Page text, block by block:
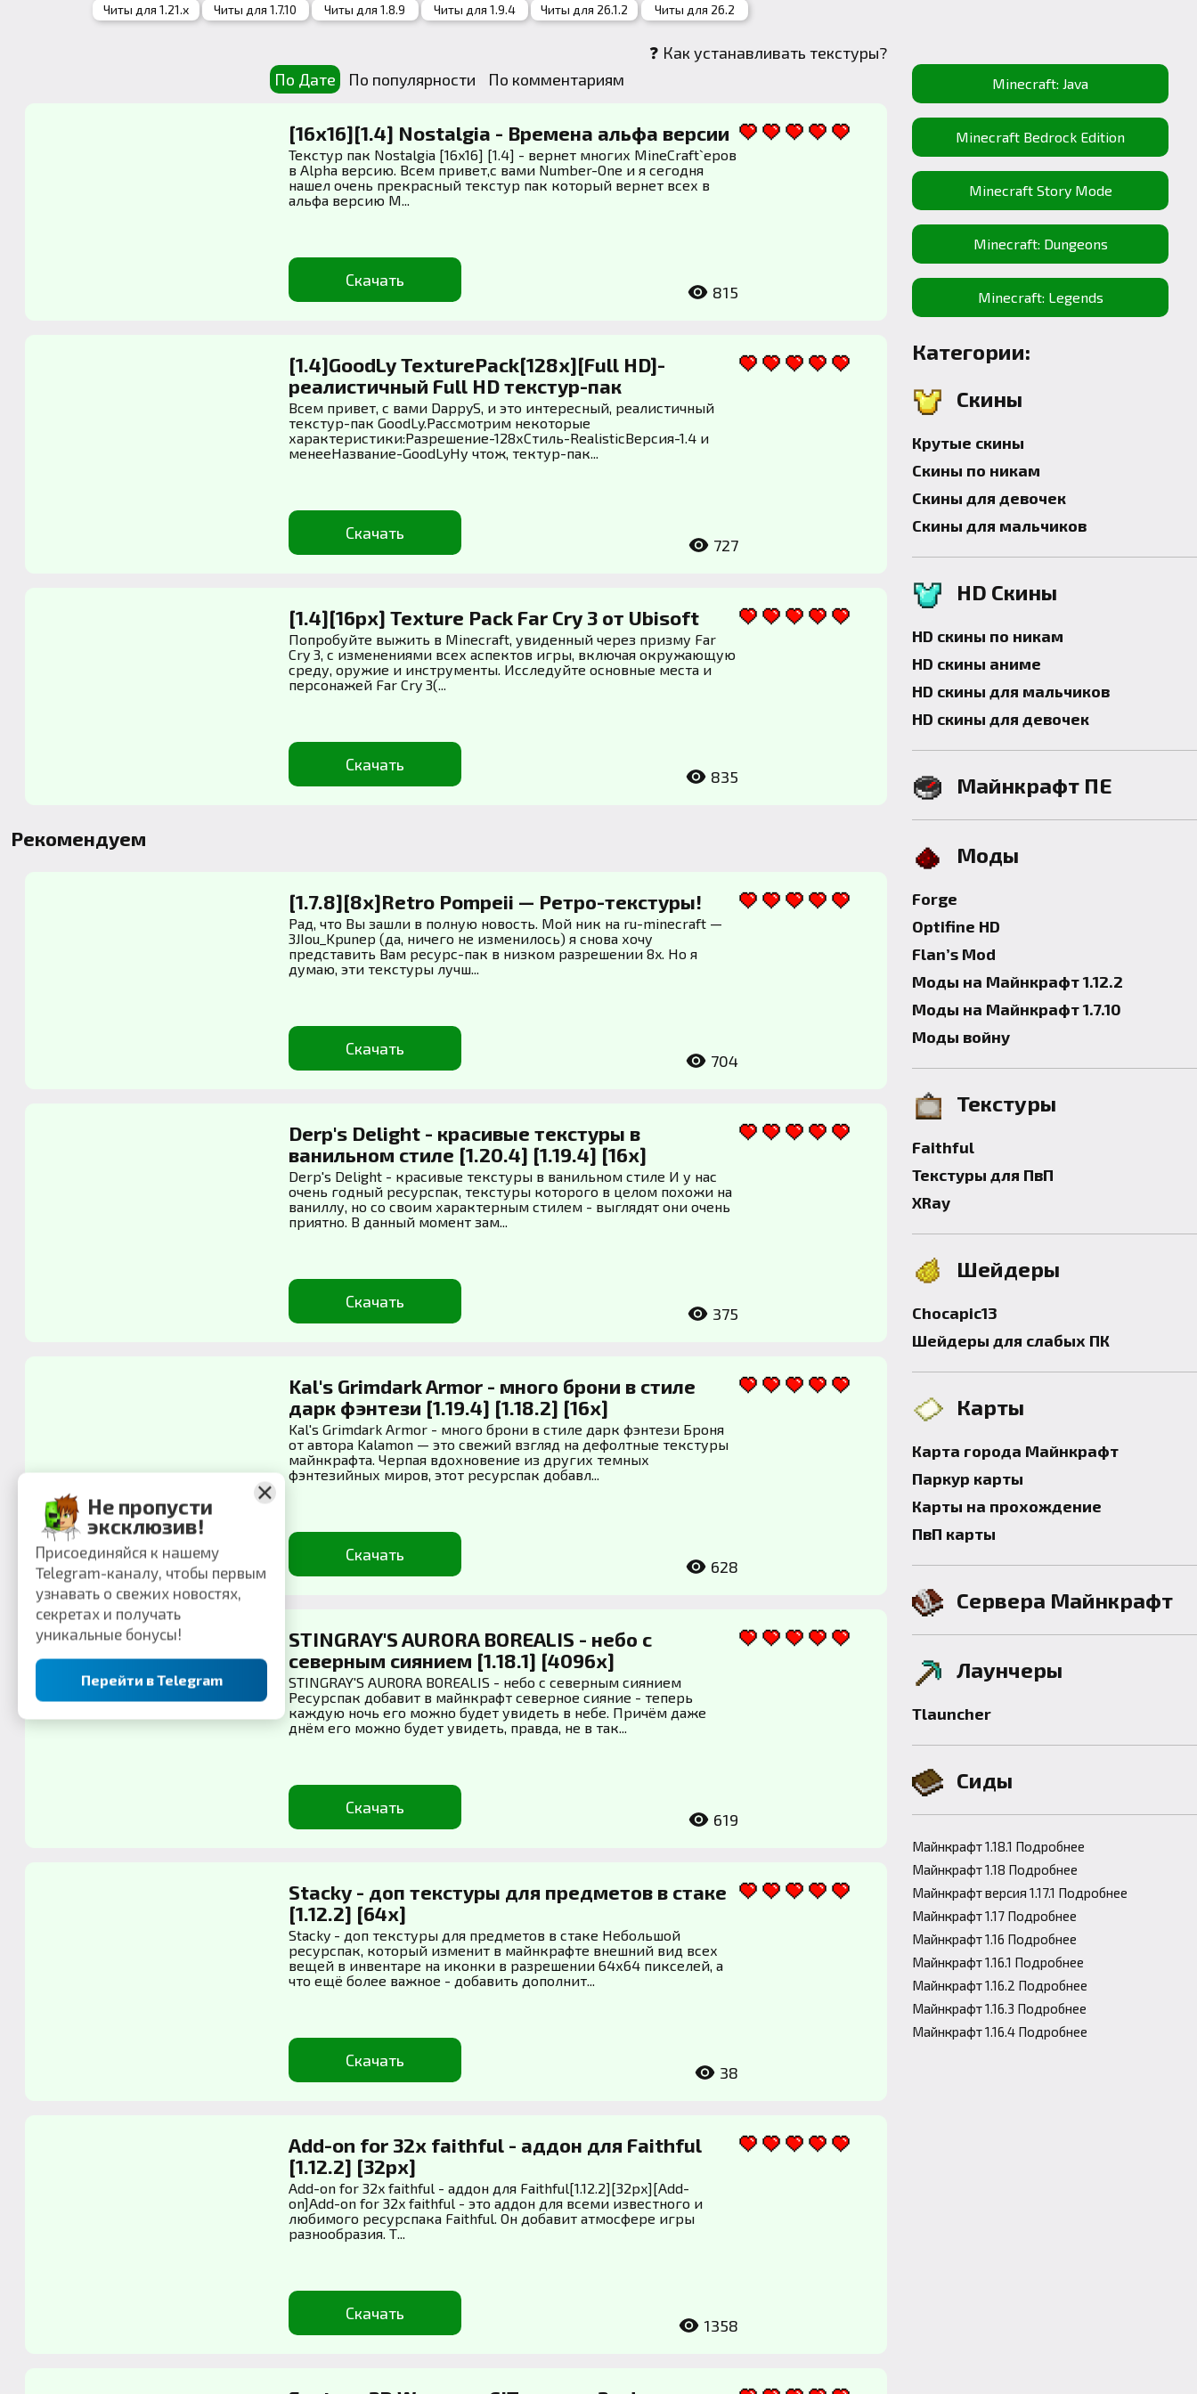
Читы для 1.21.x Читы для 1.7.10 Читы для 1.8.9 Читы для 1.9.4 Читы для 26.1.2 Читы для 26.2
❓ Как устанавливать текстуры?
По Дате
По популярности По комментариям
[16x16][1.4] Nostalgia - Времена альфа версии
Текстур пак Nostalgia [16x16] [1.4] - вернет многих MineCraft`еров
в Alpha версию. Всем привет,с вами Number-One и я сегодня
нашел очень прекрасный текстур пак который вернет всех в
альфа версию M...
Скачать
815
[1.4]GoodLy TexturePack[128x][Full HD]-
реалистичный Full HD текстур-пак
Всем привет, с вами DappyS, и это интересный, реалистичный
текстур-пак GoodLy.Рассмотрим некоторые
характеристики:Разрешение-128хСтиль-RealisticВерсия-1.4 и
менееНазвание-GoodLyНу чтож, тектур-пак...
Скачать
727
[1.4][16px] Texture Pack Far Cry 3 от Ubisoft
Попробуйте выжить в Minecraft, увиденный через призму Far
Cry 3, с изменениями всех аспектов игры, включая окружающую
среду, оружие и инструменты. Исследуйте основные места и
персонажей Far Cry 3(...
Скачать
835
Рекомендуем
[1.7.8][8x]Retro Pompeii — Ретро-текстуры!
Рад, что Вы зашли в полную новость. Мой ник на ru-minecraft —
3JIou_Kpunep (да, ничего не изменилось) я снова хочу
представить Вам ресурс-пак в низком разрешении 8x. Но я
думаю, эти текстуры лучш...
Скачать
704
Derp's Delight - красивые текстуры в
ванильном стиле [1.20.4] [1.19.4] [16x]
Derp's Delight - красивые текстуры в ванильном стиле И у нас
очень годный ресурспак, текстуры которого в целом похожи на
ваниллу, но со своим характерным стилем - выглядят они очень
приятно. В данный момент зам...
Скачать
375
Kal's Grimdark Armor - много брони в стиле
дарк фэнтези [1.19.4] [1.18.2] [16x]
Kal's Grimdark Armor - много брони в стиле дарк фэнтези Броня
от автора Kalamon — это свежий взгляд на дефолтные текстуры
майнкрафта. Черпая вдохновение из других темных
фэнтезийных миров, этот ресурспак добавл...
Скачать
628
STINGRAY'S AURORA BOREALIS - небо с
северным сиянием [1.18.1] [4096x]
STINGRAY'S AURORA BOREALIS - небо с северным сиянием
Ресурспак добавит в майнкрафт северное сияние - теперь
каждую ночь его можно будет увидеть в небе. Причём даже
днём его можно будет увидеть, правда, не в так...
Скачать
619
Stacky - доп текстуры для предметов в стаке
[1.12.2] [64x]
Stacky - доп текстуры для предметов в стаке Небольшой
ресурспак, который изменит в майнкрафте внешний вид всех
вещей в инвентаре на иконки в разрешении 64х64 пикселей, а
что ещё более важное - добавить дополнит...
Скачать
38
Add-on for 32x faithful - аддон для Faithful
[1.12.2] [32px]
Add-on for 32x faithful - аддон для Faithful[1.12.2][32px][Add-
on]Add-on for 32x faithful - это аддон для всеми известного и
любимого ресурспака Faithful. Он добавит атмосфере игры
разнообразия. Т...
Скачать
1358
Minecraft: Java
Minecraft Bedrock Edition
Minecraft Story Mode
Minecraft: Dungeons
Minecraft: Legends
Категории:
Скины
Крутые скины
Скины по никам
Скины для девочек
Скины для мальчиков
HD Скины
HD скины по никам
HD скины аниме
HD скины для мальчиков
HD скины для девочек
Майнкрафт ПЕ
Моды
Forge
Optifine HD
Flan’s Mod
Моды на Майнкрафт 1.12.2
Моды на Майнкрафт 1.7.10
Моды войну
Текстуры
Faithful
Текстуры для ПвП
XRay
Шейдеры
Chocapic13
Шейдеры для слабых ПК
Карты
Карта города Майнкрафт
Паркур карты
Карты на прохождение
ПвП карты
Сервера Майнкрафт
Лаунчеры
Tlauncher
Сиды
Майнкрафт 1.18.1 Подробнее
Майнкрафт 1.18 Подробнее
Майнкрафт версия 1.17.1 Подробнее
Майнкрафт 1.17 Подробнее
Майнкрафт 1.16 Подробнее
Майнкрафт 1.16.1 Подробнее
Майнкрафт 1.16.2 Подробнее
Майнкрафт 1.16.3 Подробнее
Майнкрафт 1.16.4 Подробнее
Не пропусти
эксклюзив!
Присоединяйся к нашему
Telegram-каналу, чтобы первым
узнавать о свежих новостях,
секретах и получать
уникальные бонусы!
Перейти в Telegram